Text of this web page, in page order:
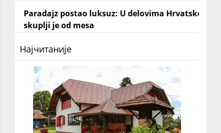
Paradajz postao luksuz: U delovima Hrvatske
skuplji je od mesa
Најчитаније